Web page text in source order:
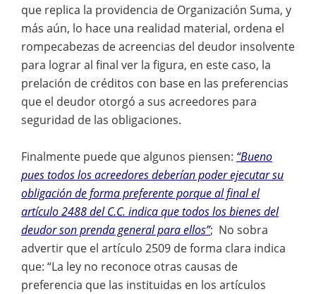
que replica la providencia de Organización Suma, y
más aún, lo hace una realidad material, ordena el
rompecabezas de acreencias del deudor insolvente
para lograr al final ver la figura, en este caso, la
prelación de créditos con base en las preferencias
que el deudor otorgó a sus acreedores para
seguridad de las obligaciones.
Finalmente puede que algunos piensen: “Bueno
pues todos los acreedores deberían poder ejecutar su
obligación de forma preferente porque al final el
artículo 2488 del C.C. indica que todos los bienes del
deudor son prenda general para ellos”; No sobra
advertir que el artículo 2509 de forma clara indica
que: “La ley no reconoce otras causas de
preferencia que las instituidas en los artículos